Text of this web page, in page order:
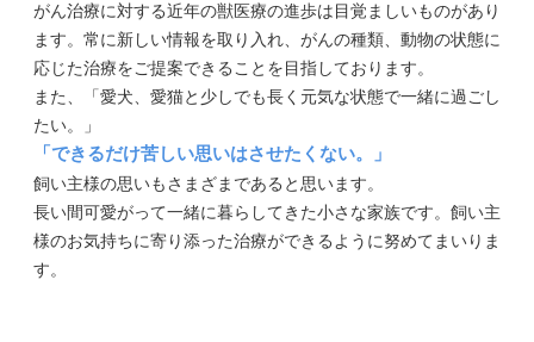
がん治療に対する近年の獣医療の進歩は目覚ましいものがあり
ます。常に新しい情報を取り入れ、がんの種類、動物の状態に
応じた治療をご提案できることを目指しております。
また、「愛犬、愛猫と少しでも長く元気な状態で一緒に過ごし
たい。」
「できるだけ苦しい思いはさせたくない。」
飼い主様の思いもさまざまであると思います。
長い間可愛がって一緒に暮らしてきた小さな家族です。飼い主
様のお気持ちに寄り添った治療ができるように努めてまいりま
す。